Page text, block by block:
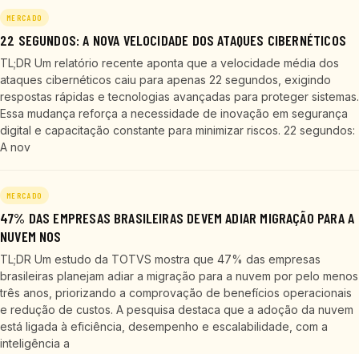
MERCADO
22 SEGUNDOS: A NOVA VELOCIDADE DOS ATAQUES CIBERNÉTICOS
TL;DR Um relatório recente aponta que a velocidade média dos
ataques cibernéticos caiu para apenas 22 segundos, exigindo
respostas rápidas e tecnologias avançadas para proteger sistemas.
Essa mudança reforça a necessidade de inovação em segurança
digital e capacitação constante para minimizar riscos. 22 segundos:
A nov
MERCADO
47% DAS EMPRESAS BRASILEIRAS DEVEM ADIAR MIGRAÇÃO PARA A
NUVEM NOS
TL;DR Um estudo da TOTVS mostra que 47% das empresas
brasileiras planejam adiar a migração para a nuvem por pelo menos
três anos, priorizando a comprovação de benefícios operacionais
e redução de custos. A pesquisa destaca que a adoção da nuvem
está ligada à eficiência, desempenho e escalabilidade, com a
inteligência a